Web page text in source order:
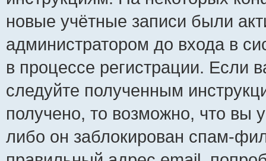
новые учётные записи были
администратором до входа в
в процессе регистрации.
следуйте полученным
получено, то возможно, что вы
либо он заблокирован спам-